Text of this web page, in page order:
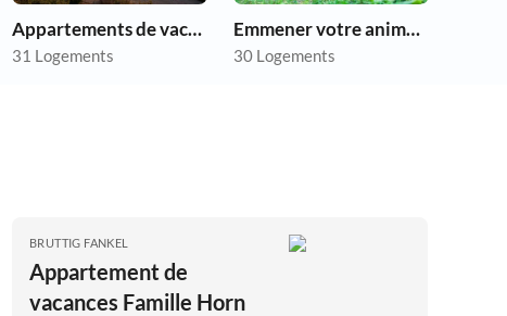
Appartements de vacances pas chers
31 Logements
Emmener votre animal en vacances
30 Logements
BRUTTIG FANKEL
Appartement de
vacances Famille Horn